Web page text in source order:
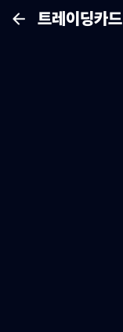
트레이딩카드